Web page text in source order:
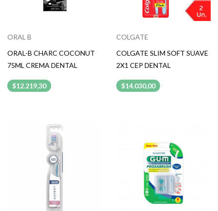
ORAL B
ORAL-B CHARC COCONUT
75ML CREMA DENTAL
$12.219,30
COLGATE
COLGATE SLIM SOFT SUAVE
2X1 CEP DENTAL
$14.030,00